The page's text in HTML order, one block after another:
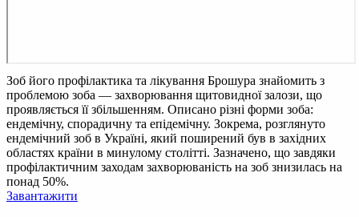
Зоб його профілактика та лікування Брошура знайомить з
проблемою зоба — захворювання щитовидної залози, що
проявляється її збільшенням. Описано різні форми зоба:
ендемічну, спорадичну та епідемічну. Зокрема, розглянуто
ендемічний зоб в Україні, який поширений був в західних
областях країни в минулому столітті. Зазначено, що завдяки
профілактичним заходам захворюваність на зоб знизилась на
понад 50%.
Завантажити